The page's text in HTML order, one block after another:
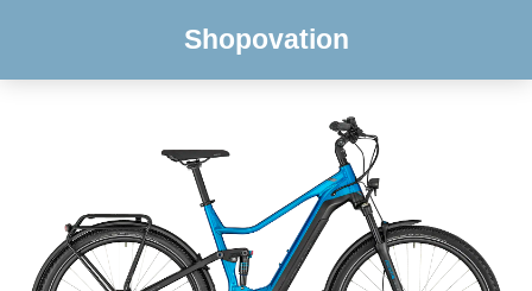
Shopovation